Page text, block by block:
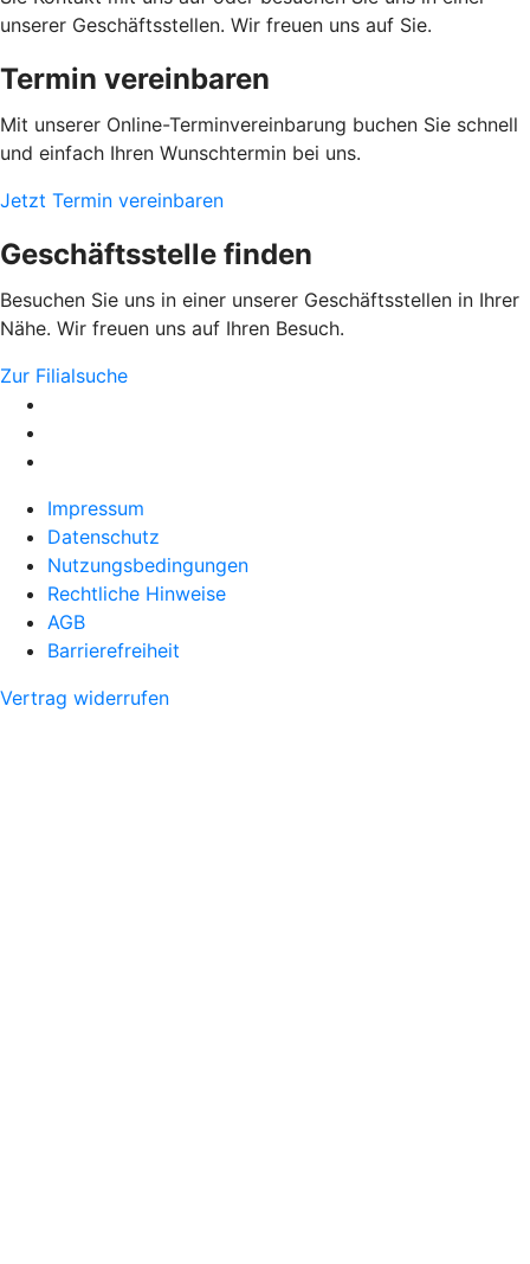
unserer Geschäftsstellen. Wir freuen uns auf Sie.
Termin vereinbaren
Mit unserer Online-Terminvereinbarung buchen Sie schnell
und einfach Ihren Wunschtermin bei uns.
Jetzt Termin vereinbaren
Geschäftsstelle finden
Besuchen Sie uns in einer unserer Geschäftsstellen in Ihrer
Nähe. Wir freuen uns auf Ihren Besuch.
Zur Filialsuche
Impressum
Datenschutz
Nutzungsbedingungen
Rechtliche Hinweise
AGB
Barrierefreiheit
Vertrag widerrufen